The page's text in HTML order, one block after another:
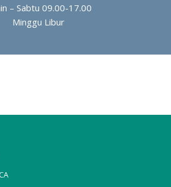
– Sabtu 09.00-17.00
Minggu Libur